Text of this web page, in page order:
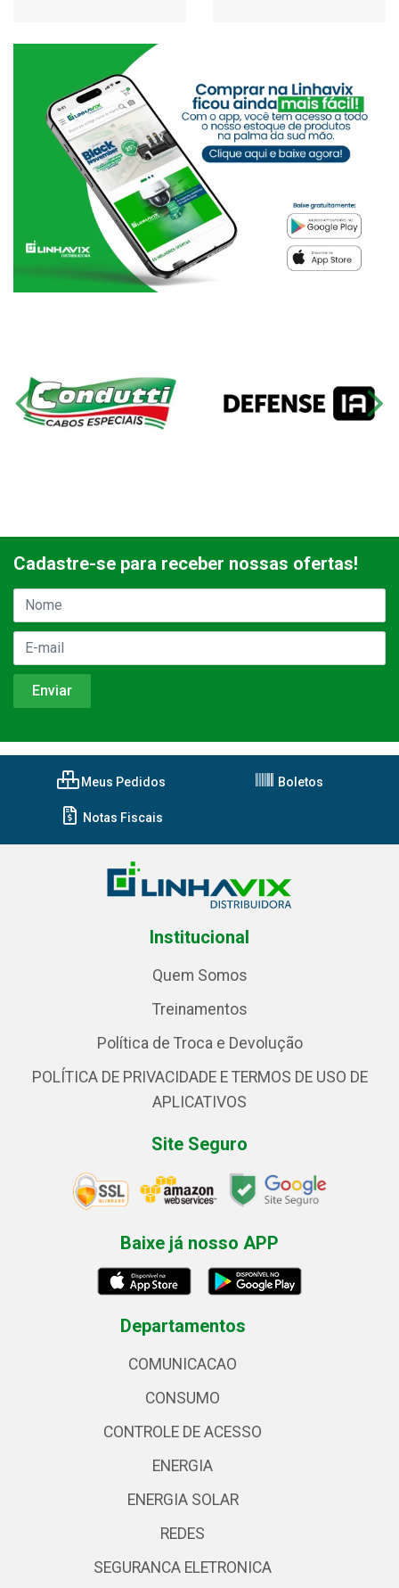
Cadastre-se para receber nossas ofertas!
Meus Pedidos Boletos
Notas Fiscais
Institucional
Quem Somos
Treinamentos
Política de Troca e Devolução
POLÍTICA DE PRIVACIDADE E TERMOS DE USO DE
APLICATIVOS
Site Seguro
Baixe já nosso APP
Departamentos
COMUNICACAO
CONSUMO
CONTROLE DE ACESSO
ENERGIA
ENERGIA SOLAR
REDES
SEGURANCA ELETRONICA